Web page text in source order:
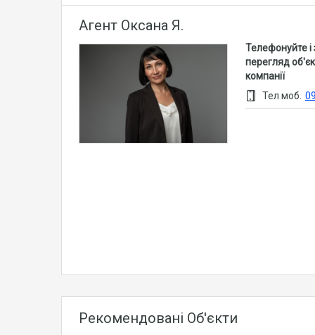
Агент Оксана Я.
Телефонуйте
перегляд
компанії
Тел моб.
Рекомендовані Об'єкти